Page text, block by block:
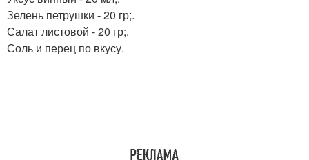
Зелень петрушки - 20 гр;.
Салат листовой - 20 гр;.
Соль и перец по вкусу.